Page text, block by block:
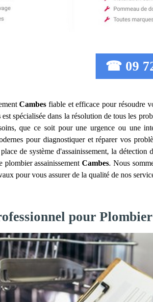
☎ 09
Cambes fiable et efficace pour résoudre
est spécialisée dans la résolution de tous les
que ce soit pour une urgence ou une
pour diagnostiquer et réparer vos
de système d'assainissement, la
plombier assainissementCambes. Nous
pour vous assurer de la qualité de nos
pour Plombier